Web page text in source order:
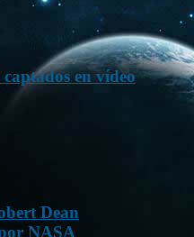
en vídeo
Dean
NASA